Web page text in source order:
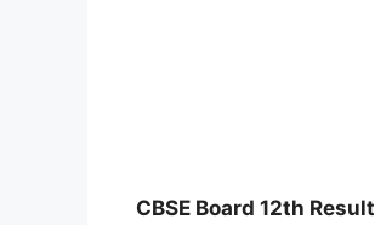
CBSE Board 12th